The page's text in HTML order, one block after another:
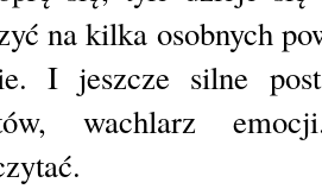
na kilka osobnych
I jeszcze silne
wachlarz